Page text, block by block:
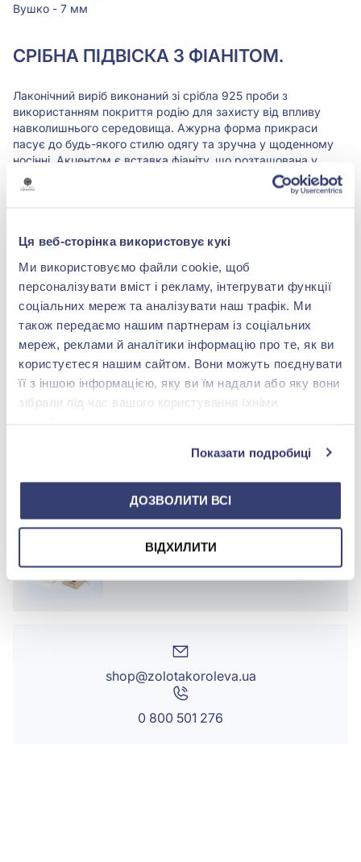
Ця веб-сторінка використовує кукі
Ми використовуємо файли cookie, щоб
персоналізувати вміст і рекламу, інтегрувати функції
соціальних мереж та аналізувати наш трафік. Ми
також передаємо нашим партнерам із соціальних
мереж, реклами й аналітики інформацію про те, як ви
користуєтеся нашим сайтом. Вони можуть поєднувати
її з іншою інформацією, яку ви їм надали або яку вони
зібрали під час вашого користування їхніми
Показати подробиці
ДОЗВОЛИТИ ВСІ
ВІДХИЛИТИ
Вушко - 7 мм
СРІБНА ПІДВІСКА З ФІАНІТОМ.
Лаконічний виріб виконаний зі срібла 925 проби з
використанням покриття родію для захисту від впливу
навколишнього середовища. Ажурна форма прикраси
пасує до будь-якого стилю одягу та зручна у щоденному
носінні. Акцентом є вставка фіаніту, що розташована у
чотирьох крапанах. Вони дають можливість розкрити
блиск вставки з усіх сторін, адже світло максимально
широкий з фантазійним поєднанням ланок.
Характеристики
Вставка: фіаніт/куб.цирконій
Метал: срібло 925°
0.3 г.
БРЕНДОВЕ ПАКУВАННЯ
Детальніше
shop@zolotakoroleva.ua
0 800 501 276